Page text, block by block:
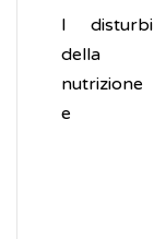
I disturbi
della
nutrizione
e